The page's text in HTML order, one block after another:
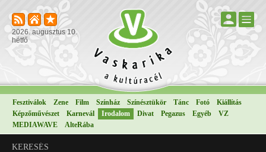
2026. augusztus 10.
hétfő
Fesztiválok Zene Film Színház Színésztükör Tánc Fotó
Kiállítás
Képzőművészet
Karnevál Irodalom Divat Pegazus Egyéb
VZ
MEDIAWAVE
AlteRába
KERESÉS